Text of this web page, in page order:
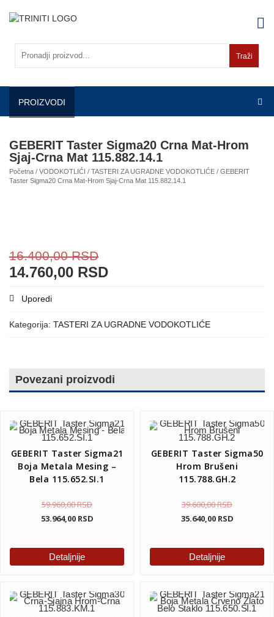
Traži
PROIZVODI
GEBERIT Taster Sigma20 Crna Mat-Hrom
Sjaj-Crna Mat 115.882.14.1
Početna / VODOKOTLIĆI / TASTERI ZA UGRADNE VODOKOTLIĆE / GEBERIT
Taster Sigma20 Crna Mat-Hrom Sjaj-Crna Mat 115.882.14.1
16.400,00RSD
14.760,00 RSD
Uporedi
Kategorija: TASTERI ZA UGRADNE VODOKOTLIĆE
Povezani proizvodi
GEBERIT Taster Sigma21
Boja Metala Mesing –
Bela 115.652.SI.1
59.960,00RSD
53.964,00 RSD
Detaljnije
GEBERIT Taster Sigma50
Hrom Brušeni
115.788.GH.2
39.600,00RSD
35.640,00 RSD
Detaljnije